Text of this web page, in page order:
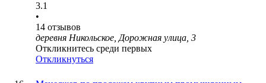
3.1
•
14 отзывов
деревня Никольское, Дорожная улица, 3
Откликнитесь среди первых
Откликнуться